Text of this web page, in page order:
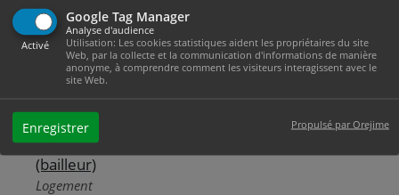
Google Tag Manager
Activé
Analyse d'audience
Utilisation: Les cookies statistiques aident les propriétaires du site
Web, par la collecte et la communication d'informations de manière
anonyme, à comprendre comment les visiteurs interagissent avec le
site Web.
Enregistrer Propulsé par Orejime
Que faire quand des squatteurs occupent un
logement ?
Location immobilière : obligations du propriétaire
(bailleur)
Logement